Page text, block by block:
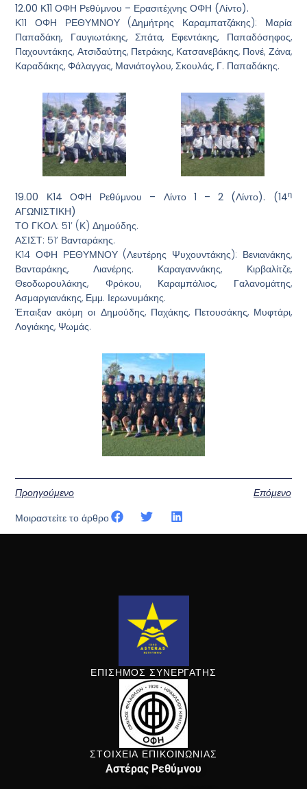
12.00 Κ11 ΟΦΗ Ρεθύμνου – Ερασιτέχνης ΟΦΗ (Λίντο).
Κ11 ΟΦΗ ΡΕΘΥΜΝΟΥ (Δημήτρης Καραμπατζάκης): Μαρία
Παπαδάκη, Γαυγιωτάκης, Σπάτα, Εφεντάκης, Παπαδόσηφος,
Παχουντάκης, Ατσιδαύτης, Πετράκης, Κατσανεβάκης, Πονέ, Ζάνα,
Καραδάκης, Φάλαγγας, Μανιάτογλου, Σκουλάς, Γ. Παπαδάκης.
19.00 Κ14 ΟΦΗ Ρεθύμνου – Λίντο 1 – 2 (Λίντο). (14η
ΑΓΩΝΙΣΤΙΚΗ)
ΤΟ ΓΚΟΛ: 51’ (Κ) Δημούδης.
ΑΣΙΣΤ: 51’ Βανταράκης.
Κ14 ΟΦΗ ΡΕΘΥΜΝΟΥ (Λευτέρης Ψυχουντάκης): Βενιανάκης,
Βανταράκης, Λιανέρης. Καραγαννάκης, Κιρβαλίτζε,
Θεοδωρουλάκης, Φρόκου, Καραμπάλιος, Γαλανομάτης,
Ασμαργιανάκης, Εμμ. Ιερωνυμάκης.
Έπαιξαν ακόμη οι Δημούδης, Παχάκης, Πετουσάκης, Μυφτάρι,
Λογιάκης, Ψωμάς.
Προηγούμενο
Επόμενο
Μοιραστείτε το άρθρο
ΕΠΙΣΗΜΟΣ ΣΥΝΕΡΓΑΤΗΣ
ΣΤΟΙΧΕΙΑ ΕΠΙΚΟΙΝΩΝΙΑΣ
Αστέρας Ρεθύμνου